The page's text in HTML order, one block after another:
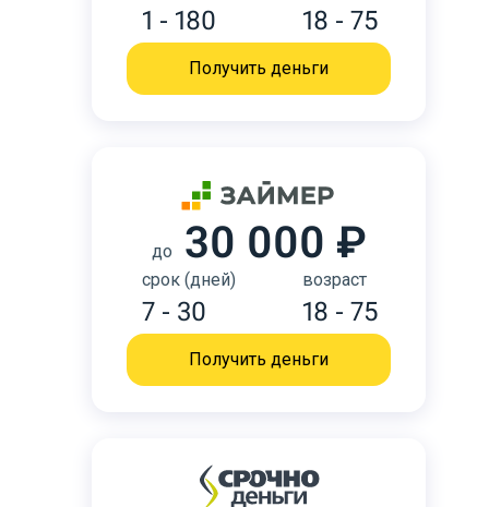
1 - 180 18 - 75
Получить деньги
до 30 000 ₽
срок (дней)
7 - 30
возраст
18 - 75
Получить деньги